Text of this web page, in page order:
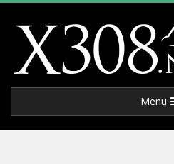
content
X
3
Navigation
Menu